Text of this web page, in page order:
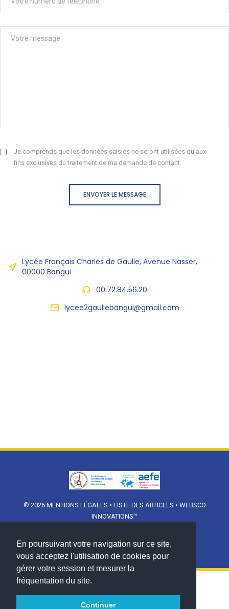
En poursuivant votre navigation sur ce site,
vous acceptez l'utilisation de cookies pour
gérer votre session et mesurer la
fréquentation du site.
Continuer
Je comprends que les données saisies ne seront utilisées qu'aux
fins exclusives du traitement de ma demande de contact.
ENVOYER LE MESSAGE
Lycée Français Charles de Gaulle, Avenue Nasser,
00000 Bangui
00.72.84.56.20
lycee2gaullebangui@gmail.com
© 2026 MENTIONS LÉGALES • LISTE DES ARTICLES • WEBSCO
INNOVATIONS™